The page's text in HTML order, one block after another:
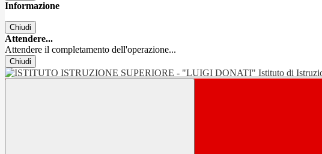
Informazione
Chiudi
Attendere...
Attendere il completamento dell'operazione...
Chiudi
Istituto di